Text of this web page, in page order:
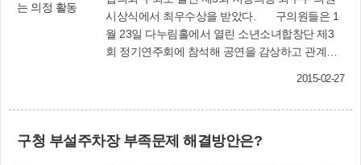
지만 부산시가 부산대표도서관을 건립하기 위해
장소를 물색하고 있을 때 우리 구에서는 덕포동 상
수도 부지를 건립부지로 추천하고, 유치를 위한 다
각적인 노력을 기울여 왔습니다. 유치준비단을 구
성하여 유치 분위기를 조성하고 주민의지를 결집
산시에 설명하고 설득하여 마침내 우리 구에 유치
청장님을 비롯한 공무원 여러분들과 우리 의원님
는 보호자 동반 필수)□ 방청방법: 방청 당일 신분
증(주민등록증, 운전면허증 등)을 가지고 의회에
서 방청권을 교부받아 안내를 받으시면 됩니다.
※ 반드시 방청일로부터 1주일 전까지 방청 신청
의회사무국(☎310-4091)
시상식에서 최우수상을 받았다. 구의원들은 1
월 23일 다누림홀에서 열린 소년소녀합창단 제3
회 정기연주회에 참석해 공연을 감상하고 관계자
2015-02-27
구청 부설주차장 부족문제 해결방안은?